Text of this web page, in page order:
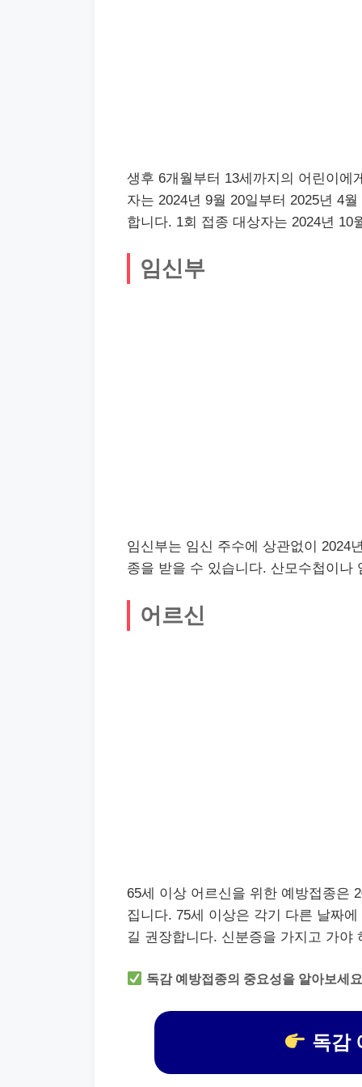
생후 6개월부터 13세까지의 어린이에
자는 2024년 9월 20일부터 2025년 4
합니다. 1회 접종 대상자는 2024년 10
임신부
임신부는 임신 주수에 상관없이 2024
종을 받을 수 있습니다. 산모수첩이나
어르신
65세 이상 어르신을 위한 예방접종은
집니다. 75세 이상은 각기 다른 날짜
길 권장합니다. 신분증을 가지고 가
독감 예방접종의 중요성을 알아보세
독감